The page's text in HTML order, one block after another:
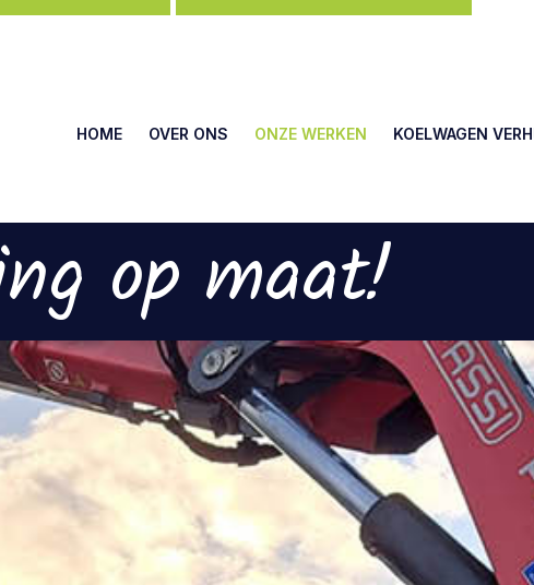
HOME OVER ONS ONZE WERKEN KOELWAGEN
op maat!